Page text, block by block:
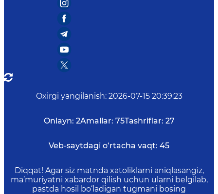
Oxirgi yangilanish: 2026-07-15 20:39:23
Onlayn: 2Amallar: 75Tashriflar: 27
Veb-saytdagi o‘rtacha vaqt: 45
Diqqat! Agar siz matnda xatoliklarni aniqlasangiz,
ma’muriyatni xabardor qilish uchun ularni belgilab,
pastda hosil bo‘ladigan tugmani bosing